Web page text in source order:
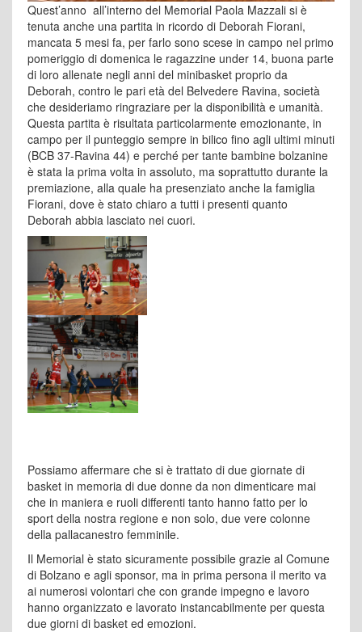
Quest’anno all’interno del Memorial Paola Mazzali si è
tenuta anche una partita in ricordo di Deborah Fiorani,
mancata 5 mesi fa, per farlo sono scese in campo nel primo
pomeriggio di domenica le ragazzine under 14, buona parte
di loro allenate negli anni del minibasket proprio da
Deborah, contro le pari età del Belvedere Ravina, società
che desideriamo ringraziare per la disponibilità e umanità.
Questa partita è risultata particolarmente emozionante, in
campo per il punteggio sempre in bilico fino agli ultimi minuti
(BCB 37-Ravina 44) e perché per tante bambine bolzanine
è stata la prima volta in assoluto, ma soprattutto durante la
premiazione, alla quale ha presenziato anche la famiglia
Fiorani, dove è stato chiaro a tutti i presenti quanto
Deborah abbia lasciato nei cuori.
Possiamo affermare che si è trattato di due giornate di
basket in memoria di due donne da non dimenticare mai
che in maniera e ruoli differenti tanto hanno fatto per lo
sport della nostra regione e non solo, due vere colonne
della pallacanestro femminile.
Il Memorial è stato sicuramente possibile grazie al Comune
di Bolzano e agli sponsor, ma in prima persona il merito va
ai numerosi volontari che con grande impegno e lavoro
hanno organizzato e lavorato instancabilmente per questa
due giorni di basket ed emozioni.